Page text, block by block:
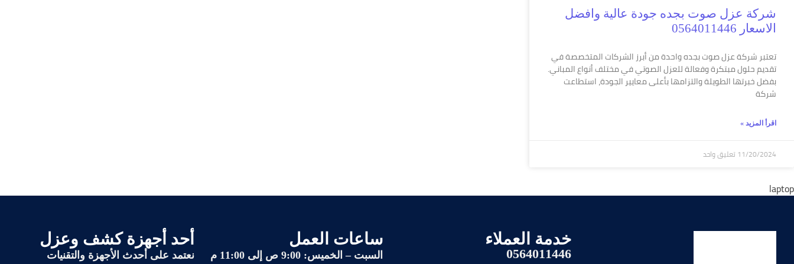
شركة عزل صوت بجده جودة عالية وافضل
الاسعار 0564011446
تعتبر شركة عزل صوت بجده واحدة من أبرز الشركات المتخصصة في
تقديم حلول مبتكرة وفعالة للعزل الصوتي في مختلف أنواع المباني.
بفضل خبرتها الطويلة والتزامها بأعلى معايير الجودة، استطاعت
شركة
اقرأ المزيد »
11/20/2024تعليق واحد
خدمة العملاء
0564011446
ساعات العمل
السبت – الخميس: 9:00 ص إلى 11:00 م
أحد أجهزة كشف وعزل
نعتمد على أحدث الأجهزة والتقنيات